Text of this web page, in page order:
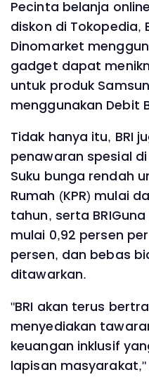
Pecinta belanja
diskon di Tokopedia,
Dinomarket
gadget dapat
untuk produk
menggunakan Debit
Tidak hanya itu, BRI
penawaran spesial
Suku bunga rendah
Rumah (KPR) mulai
tahun, serta
mulai 0,92 persen
persen, dan bebas
ditawarkan.
"BRI akan terus
menyediakan
keuangan inklusif
lapisan